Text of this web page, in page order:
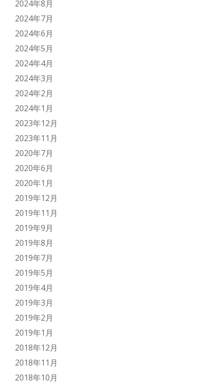
2024年8月
2024年7月
2024年6月
2024年5月
2024年4月
2024年3月
2024年2月
2024年1月
2023年12月
2023年11月
2020年7月
2020年6月
2020年1月
2019年12月
2019年11月
2019年9月
2019年8月
2019年7月
2019年5月
2019年4月
2019年3月
2019年2月
2019年1月
2018年12月
2018年11月
2018年10月